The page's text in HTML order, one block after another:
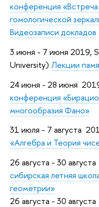
конференция
гомологической
Видеозаписи докладов
3 июня - 7 июня 2019,
University) Лекции
24 июня - 28 июня
конференция
многообразия Фано»
31 июля - 7 августа
«Алгебра и Теория
26 августа - 30
сибирская летняя
геометрии»
26 августа - 30